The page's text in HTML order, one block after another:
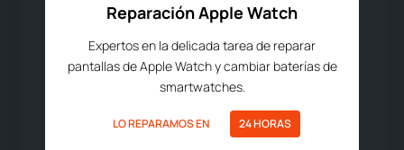
Reparación Apple Watch
Expertos en la delicada tarea de reparar
pantallas de Apple Watch y cambiar baterías de
smartwatches.
LO REPARAMOS EN 24 HORAS